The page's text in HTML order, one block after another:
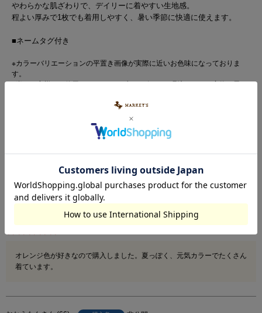
やわらかな肌ざわりで、デイリーに着やすい生地感。
程よい厚みで1枚でも着用しやすく、暑い季節に快適に使えます。
■ネームタグ付き
※カラーバリエーションの平置き画像が実際に近いお色味になっておりま
す。
5.00
おいも 52 購入者
非公開
2026/06/23
オレンジ色が好きなので購入しました。夏っぽく、元気カラーでたくさん
着ています。